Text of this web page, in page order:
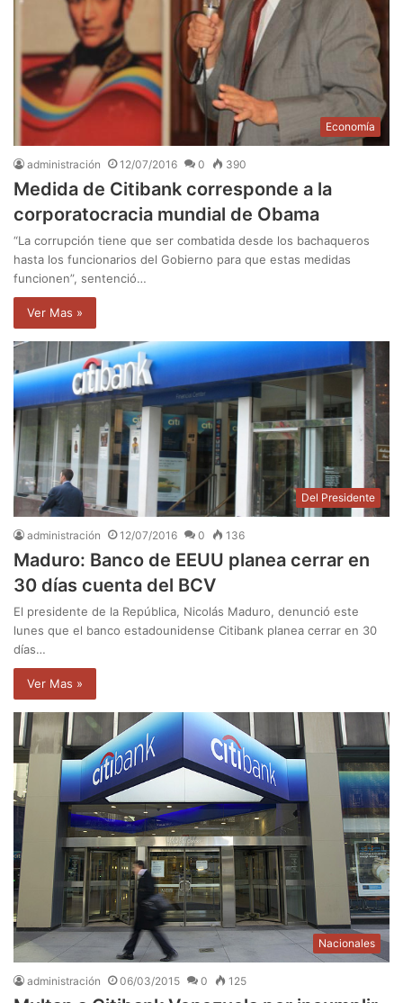
Economía
administración 12/07/2016 0 390
Medida de Citibank corresponde a la
corporatocracia mundial de Obama
“La corrupción tiene que ser combatida desde los bachaqueros
hasta los funcionarios del Gobierno para que estas medidas
funcionen”, sentenció…
Ver Mas »
Del Presidente
administración 12/07/2016 0 136
Maduro: Banco de EEUU planea cerrar en
30 días cuenta del BCV
El presidente de la República, Nicolás Maduro, denunció este
lunes que el banco estadounidense Citibank planea cerrar en 30
días…
Ver Mas »
Nacionales
administración 06/03/2015 0 125